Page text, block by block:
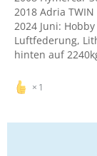
2018 Adria TWIN
2024 Juni:
Luftfederung,
hinten auf
1